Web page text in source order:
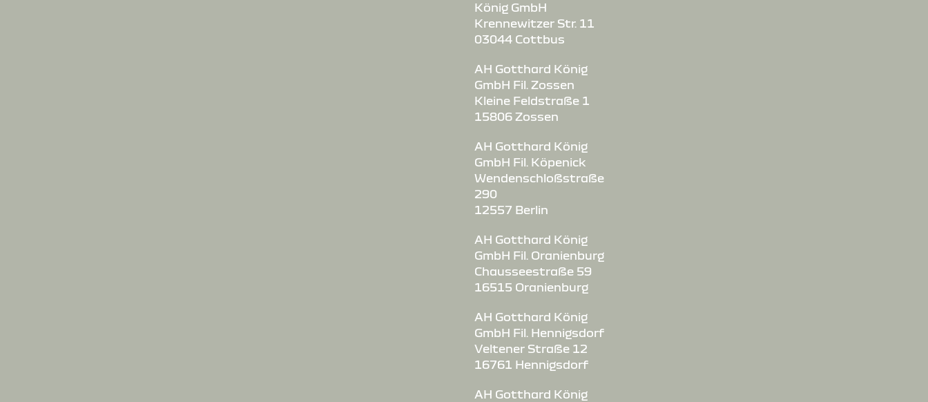
König GmbH
Krennewitzer Str. 11
03044 Cottbus
AH Gotthard König
GmbH Fil. Zossen
Kleine Feldstraße 1
15806 Zossen
AH Gotthard König
GmbH Fil. Köpenick
Wendenschloßstraße
290
12557 Berlin
AH Gotthard König
GmbH Fil. Oranienburg
Chausseestraße 59
16515 Oranienburg
AH Gotthard König
GmbH Fil. Hennigsdorf
Veltener Straße 12
16761 Hennigsdorf
AH Gotthard König